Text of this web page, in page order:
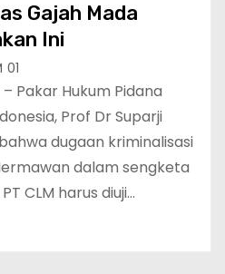
Gajah Mada
Ini
01
– Pakar Hukum Pidana
Prof Dr Suparji
dugaan kriminalisasi
dalam sengketa
CLM harus diuji…